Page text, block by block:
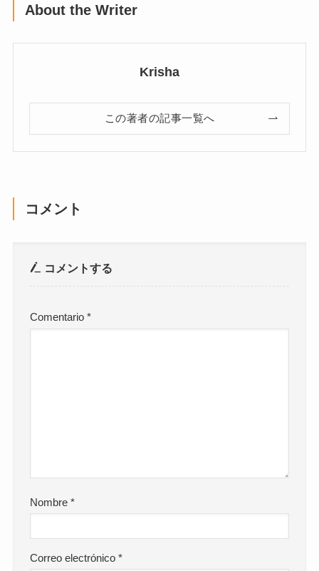
About the Writer
Krisha
この著者の記事一覧へ
コメント
コメントする
Comentario*
Nombre*
Correo electrónico*